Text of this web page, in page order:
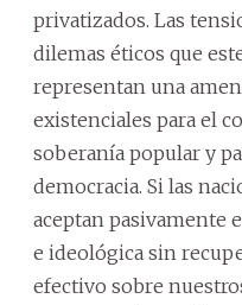
privatizados. Las
dilemas éticos que
representan una
existenciales para el
soberanía popular y
democracia. Si las
aceptan pasivamente
e ideológica sin
efectivo sobre